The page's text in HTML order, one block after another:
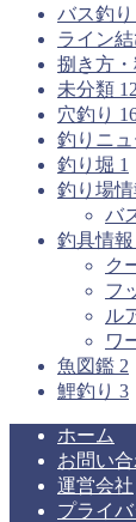
バス釣り
ライン
捌き方
未分類
穴釣り
釣りニュ
釣り堀 1
釣り場情
バ
釣具情報
ク
フ
ル
ワ
魚図鑑 2
鯉釣り 3
ホーム
お問い
運営会社
プライ